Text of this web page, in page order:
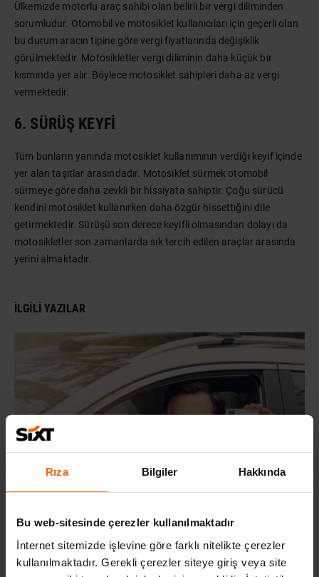
Rıza Bilgiler Hakkında
Bu web-sitesinde çerezler kullanılmaktadır
İnternet sitemizde işlevine göre farklı nitelikte çerezler
kullanılmaktadır. Gerekli çerezler siteye giriş veya site
Ülkemizde motorlu araç sahibi olan belirli bir vergi diliminden
sorumludur. Otomobil ve motosiklet kullanıcıları için geçerli olan
bu durum aracın tipine göre vergi fiyatlarında değişiklik
görülmektedir. Motosikletler vergi diliminin daha küçük bir
kısmında yer alır. Böylece motosiklet sahipleri daha az vergi
vermektedir.
6. SÜRÜŞ KEYFI
Tüm bunların yanında motosiklet kullanımının verdiği keyif içinde
yer alan taşıtlar arasındadır. Motosiklet sürmek otomobil
sürmeye göre daha zevkli bir hissiyata sahiptir. Çoğu sürücü
kendini motosiklet kullanırken daha özgür hissettiğini dile
getirmektedir. Sürüşü son derece keyifli olmasından dolayı da
motosikletler son zamanlarda sık tercih edilen araçlar arasında
yerini almaktadır.
İLGILI YAZILAR
2023 EHLIYET ÜCRETLERI NE KADAR?